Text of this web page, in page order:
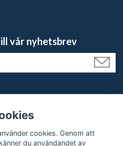
vår nyhetsbrev
cookies. Genom att
du användandet av